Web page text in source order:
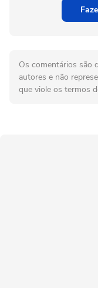
Os comentários são
autores e não
que viole os termos